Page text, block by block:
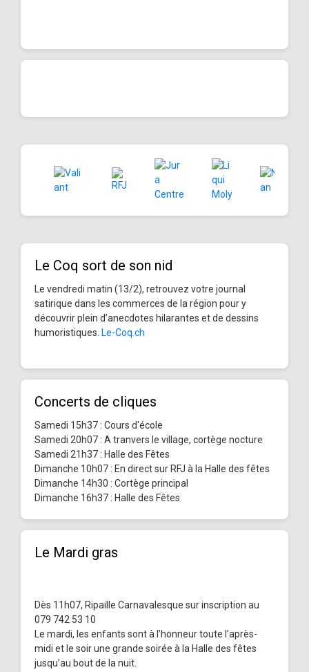
Le Coq sort de son nid
Le vendredi matin (13/2), retrouvez votre journal
satirique dans les commerces de la région pour y
découvrir plein d’anecdotes hilarantes et de dessins
humoristiques. Le-Coq.ch
Concerts de cliques
Samedi 15h37 : Cours d'école
Samedi 20h07 : A tranvers le village, cortège nocture
Samedi 21h37 : Halle des Fêtes
Dimanche 10h07 : En direct sur RFJ à la Halle des fêtes
Dimanche 14h30 : Cortège principal
Dimanche 16h37 : Halle des Fêtes
Le Mardi gras
Dès 11h07, Ripaille Carnavalesque sur inscription au
079 742 53 10
Le mardi, les enfants sont à l’honneur toute l’après-
midi et le soir une grande soirée à la Halle des fêtes
jusqu’au bout de la nuit.